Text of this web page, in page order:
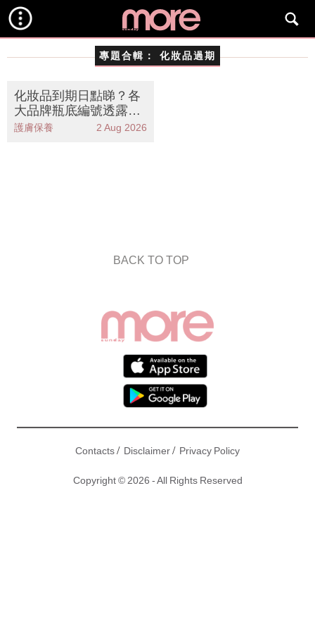
專題合輯： 化妝品過期
化妝品到期日點睇？各
大品牌瓶底編號透露生
產日期、保存期限和最
護膚保養 2 Aug 2026
BACK TO TOP
Contacts/ Disclaimer/ Privacy Policy
Copyright © 2026 - All Rights Reserved